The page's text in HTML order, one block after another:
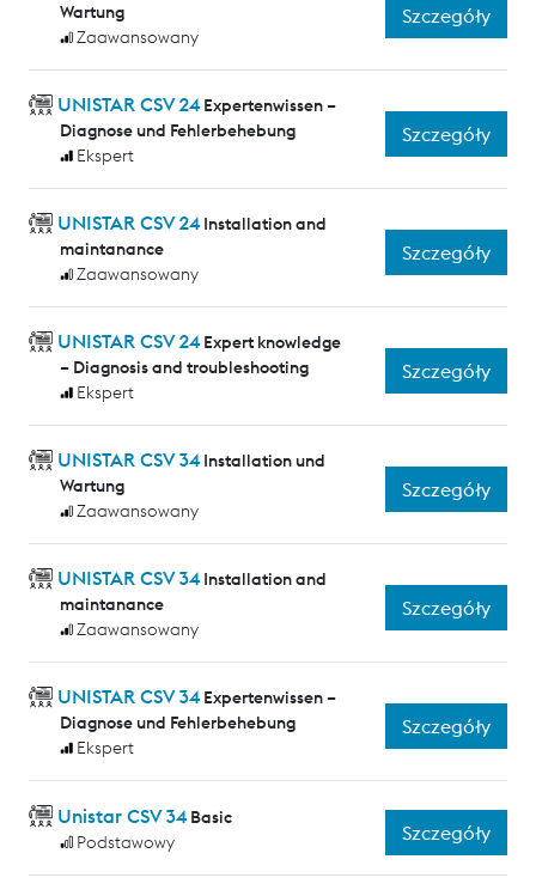
Wartung
Zaawansowany
Szczegóły
UNISTAR CSV 24 Expertenwissen –
Diagnose und Fehlerbehebung
Ekspert
Szczegóły
UNISTAR CSV 24 Installation and
maintanance
Zaawansowany
Szczegóły
UNISTAR CSV 24 Expert knowledge
– Diagnosis and troubleshooting
Ekspert
Szczegóły
UNISTAR CSV 34 Installation und
Wartung
Zaawansowany
Szczegóły
UNISTAR CSV 34 Installation and
maintanance
Zaawansowany
Szczegóły
UNISTAR CSV 34 Expertenwissen –
Diagnose und Fehlerbehebung
Ekspert
Szczegóły
Unistar CSV 34 Basic
Podstawowy
Szczegóły